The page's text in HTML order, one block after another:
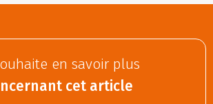
en savoir plus
cet article